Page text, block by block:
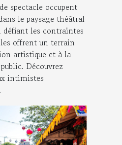
spectacle occupent
le paysage théâtral
défiant les contraintes
offrent un terrain
artistique et à la
Découvrez
intimistes